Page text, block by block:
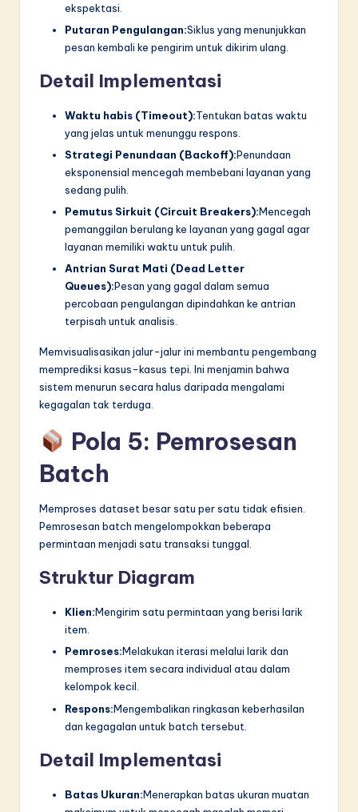
ekspektasi.
Putaran Pengulangan:Siklus yang menunjukkan
pesan kembali ke pengirim untuk dikirim ulang.
Detail Implementasi
Waktu habis (Timeout):Tentukan batas waktu
yang jelas untuk menunggu respons.
Strategi Penundaan (Backoff):Penundaan
eksponensial mencegah membebani layanan yang
sedang pulih.
Pemutus Sirkuit (Circuit Breakers):Mencegah
pemanggilan berulang ke layanan yang gagal agar
layanan memiliki waktu untuk pulih.
Antrian Surat Mati (Dead Letter
Queues):Pesan yang gagal dalam semua
percobaan pengulangan dipindahkan ke antrian
terpisah untuk analisis.
Memvisualisasikan jalur-jalur ini membantu pengembang
memprediksi kasus-kasus tepi. Ini menjamin bahwa
sistem menurun secara halus daripada mengalami
kegagalan tak terduga.
Pola 5: Pemrosesan
Batch
Memproses dataset besar satu per satu tidak efisien.
Pemrosesan batch mengelompokkan beberapa
permintaan menjadi satu transaksi tunggal.
Struktur Diagram
Klien:Mengirim satu permintaan yang berisi larik
item.
Pemroses:Melakukan iterasi melalui larik dan
memproses item secara individual atau dalam
kelompok kecil.
Respons:Mengembalikan ringkasan keberhasilan
dan kegagalan untuk batch tersebut.
Detail Implementasi
Batas Ukuran:Menerapkan batas ukuran muatan